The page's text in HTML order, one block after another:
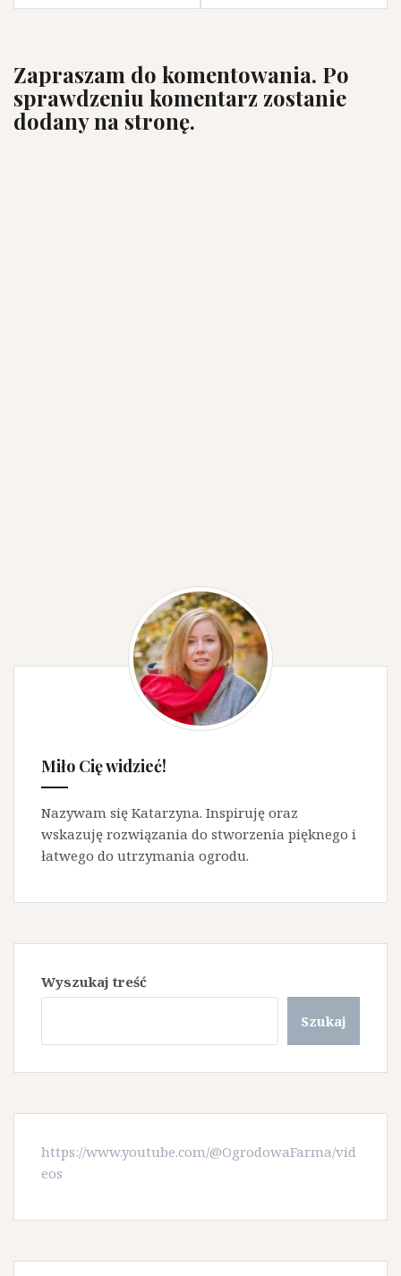
Zapraszam do komentowania. Po
sprawdzeniu komentarz zostanie
dodany na stronę.
Miło Cię widzieć!
Nazywam się Katarzyna. Inspiruję oraz
wskazuję rozwiązania do stworzenia pięknego i
łatwego do utrzymania ogrodu.
Wyszukaj treść
Szukaj
https://www.youtube.com/@OgrodowaFarma/vid
eos